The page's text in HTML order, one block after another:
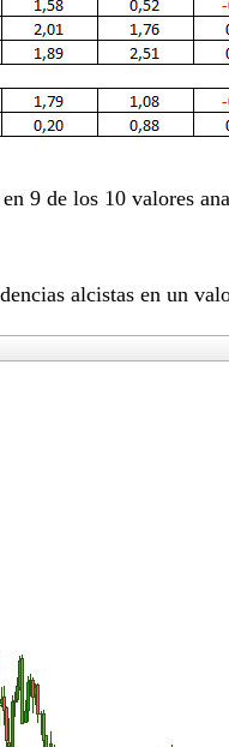
9 de los 10 valores
alcistas en un